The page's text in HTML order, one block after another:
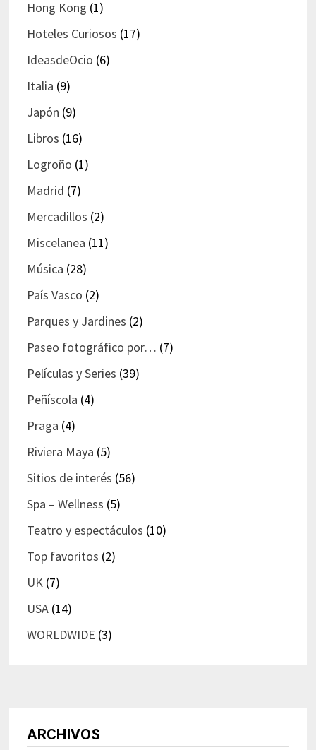
Hong Kong (1)
Hoteles Curiosos (17)
IdeasdeOcio (6)
Italia (9)
Japón (9)
Libros (16)
Logroño (1)
Madrid (7)
Mercadillos (2)
Miscelanea (11)
Música (28)
País Vasco (2)
Parques y Jardines (2)
Paseo fotográfico por… (7)
Películas y Series (39)
Peñíscola (4)
Praga (4)
Riviera Maya (5)
Sitios de interés (56)
Spa – Wellness (5)
Teatro y espectáculos (10)
Top favoritos (2)
UK(7)
USA(14)
WORLDWIDE (3)
ARCHIVOS